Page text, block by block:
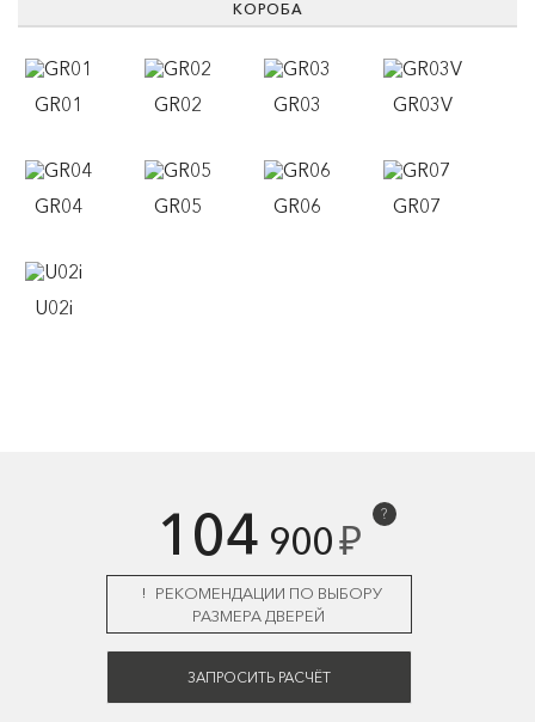
КОРОБА
GR01 GR02 GR03 GR03V
GR04 GR05 GR06 GR07
U02i
104 900₽
?
РЕКОМЕНДАЦИИ ПО ВЫБОРУ
РАЗМЕРА ДВЕРЕЙ
ЗАПРОСИТЬ РАСЧЁТ